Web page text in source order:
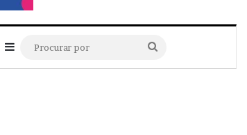
Barra Lateral
por